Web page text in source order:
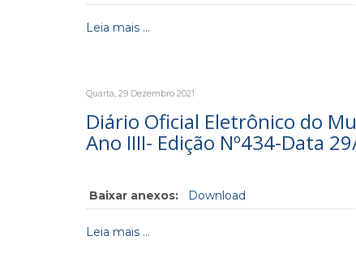
Leia mais ...
Quarta, 29 Dezembro 2021
Diário Oficial Eletrônico do
Ano IIII- Edição Nº434-Data
Baixar anexos: Download
Leia mais ...